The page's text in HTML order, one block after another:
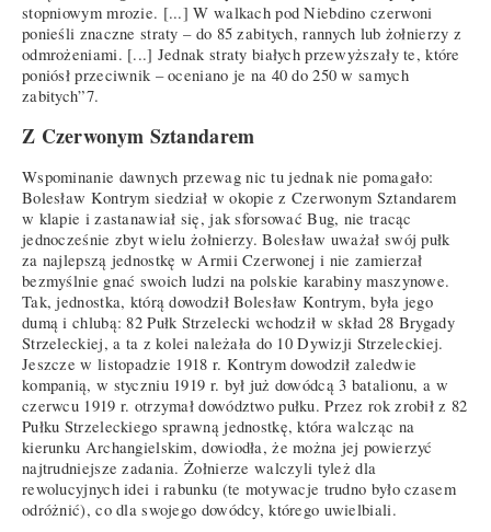
stopniowym mrozie. [...] W walkach pod Niebdino czerwoni
ponieśli znaczne straty – do 85 zabitych, rannych lub żołnierzy z
odmrożeniami. [...] Jednak straty białych przewyższały te, które
poniósł przeciwnik – oceniano je na 40 do 250 w samych
zabitych”7.
Z Czerwonym Sztandarem
Wspominanie dawnych przewag nic tu jednak nie pomagało:
Bolesław Kontrym siedział w okopie z Czerwonym Sztandarem
w klapie i zastanawiał się, jak sforsować Bug, nie tracąc
jednocześnie zbyt wielu żołnierzy. Bolesław uważał swój pułk
za najlepszą jednostkę w Armii Czerwonej i nie zamierzał
bezmyślnie gnać swoich ludzi na polskie karabiny maszynowe.
Tak, jednostka, którą dowodził Bolesław Kontrym, była jego
dumą i chlubą: 82 Pułk Strzelecki wchodził w skład 28 Brygady
Strzeleckiej, a ta z kolei należała do 10 Dywizji Strzeleckiej.
Jeszcze w listopadzie 1918 r. Kontrym dowodził zaledwie
kompanią, w styczniu 1919 r. był już dowódcą 3 batalionu, a w
czerwcu 1919 r. otrzymał dowództwo pułku. Przez rok zrobił z 82
Pułku Strzeleckiego sprawną jednostkę, która walcząc na
kierunku Archangielskim, dowiodła, że można jej powierzyć
najtrudniejsze zadania. Żołnierze walczyli tyleż dla
rewolucyjnych idei i rabunku (te motywacje trudno było czasem
odróżnić), co dla swojego dowódcy, którego uwielbiali.